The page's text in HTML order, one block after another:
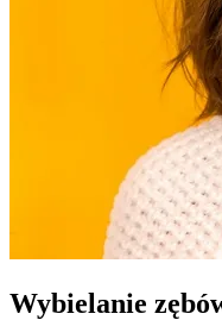
Wybielanie